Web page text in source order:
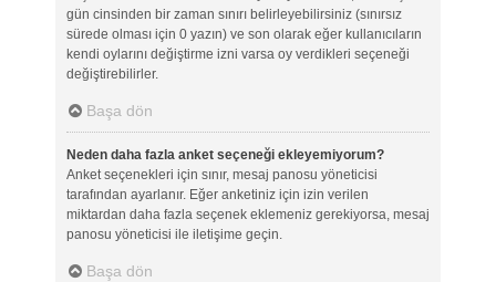
gün cinsinden bir zaman sınırı belirleyebilirsiniz (sınırsız
sürede olması için 0 yazın) ve son olarak eğer kullanıcıların
kendi oylarını değiştirme izni varsa oy verdikleri seçeneği
değiştirebilirler.
Başa dön
Neden daha fazla anket seçeneği ekleyemiyorum?
Anket seçenekleri için sınır, mesaj panosu yöneticisi
tarafından ayarlanır. Eğer anketiniz için izin verilen
miktardan daha fazla seçenek eklemeniz gerekiyorsa, mesaj
panosu yöneticisi ile iletişime geçin.
Başa dön